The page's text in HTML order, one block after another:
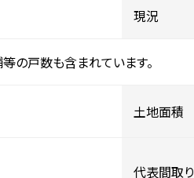
現況
戸数も含まれています。
土地面積
代表間取り